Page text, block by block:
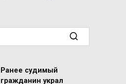
Ранее судимый
гражданин украл